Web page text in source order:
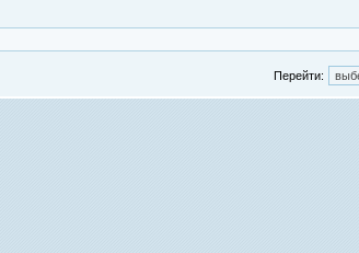
Перейти: